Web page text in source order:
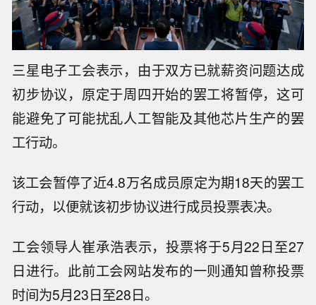
三星电子工会表示，由于双方已就薪资问题达成
初步协议，原定于周四开始的罢工将暂停，这可
能避免了可能扰乱人工智能及其他芯片生产的罢
工行动。
该工会暂停了近4.8万名成员原定为期18天的罢工
行动，以便就该初步协议进行成员投票表决。
工会领导人崔承浩表示，投票将于5月22日至27
日进行。此前工会网站发布的一则通知曾称投票
时间为5月23日至28日。